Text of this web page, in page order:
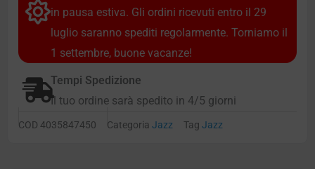
in pausa estiva. Gli ordini ricevuti entro il 29
luglio saranno spediti regolarmente. Torniamo il
1 settembre, buone vacanze!
Tempi Spedizione
Il tuo ordine sarà spedito in 4/5 giorni
COD 4035847450 Categoria Jazz Tag Jazz